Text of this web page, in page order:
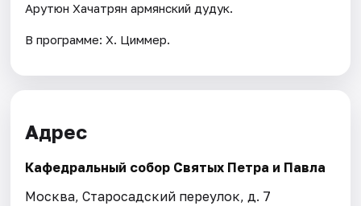
Арутюн Хачатрян армянский дудук.
В программе: Х. Циммер.
Адрес
Кафедральный собор Святых Петра и Павла
Москва, Старосадский переулок, д. 7